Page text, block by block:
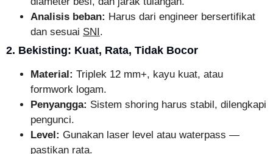
Analisis beban: Harus dari engineer bersertifikat
dan sesuai SNI .
2. Bekisting: Kuat, Rata, Tidak Bocor
Material: Triplek 12 mm+, kayu kuat, atau
formwork logam.
Penyangga: Sistem shoring harus stabil, dilengkapi
pengunci.
Level: Gunakan laser level atau waterpass —
pastikan rata.